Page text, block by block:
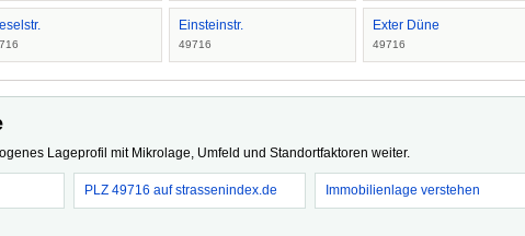
Einsteinstr.
49716
Exter Düne
49716
Lageprofil mit Mikrolage, Umfeld und Standortfaktoren weiter.
PLZ 49716 auf strassenindex.de Immobilienlage verstehen